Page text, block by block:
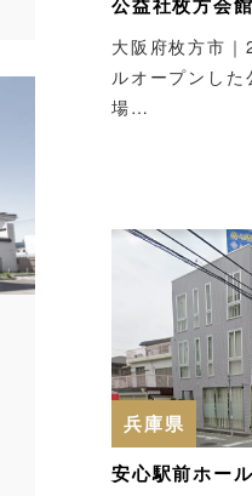
大阪府枚方市
ルオープンし
場…
兵庫県
安心駅前ホール